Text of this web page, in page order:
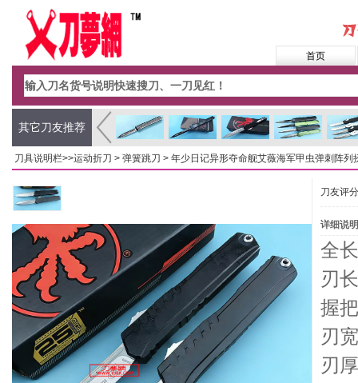
首页
其它刀友推荐
刀具说明栏>>运动折刀 > 弹簧跳刀 > 年少日记异形夺命舰艾薇海军甲虫弹刺阵列
刀友评
详细说明
全
刃
握
刃
刃